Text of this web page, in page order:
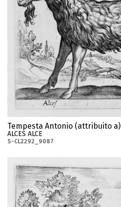
Tempesta Antonio (attribuito a)
ALCES ALCE
S-CL2292_9087